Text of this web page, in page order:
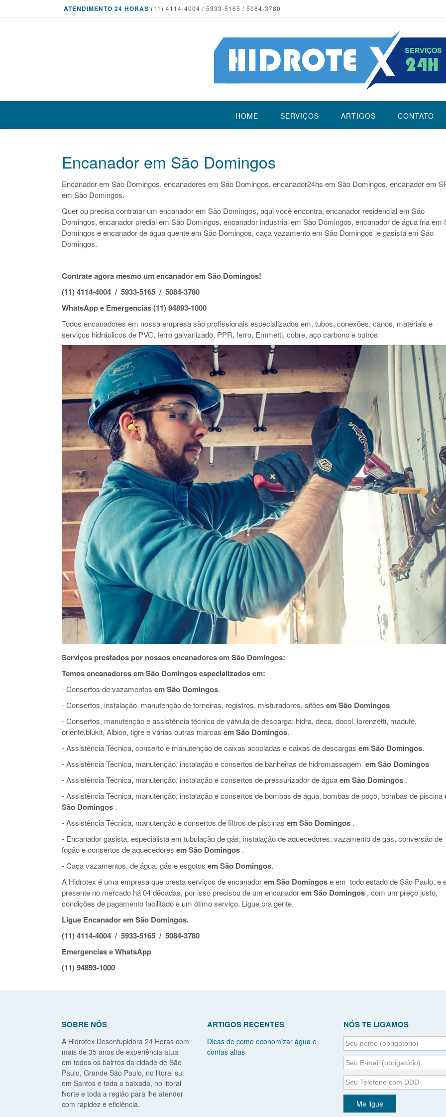
ATENDIMENTO 24 HORAS (11) 4114-4004 / 5933-5165 / 5084-3780
HOME SERVIÇOS ARTIGOS CONTATO
Encanador em São Domingos
Encanador em São Domingos, encanadores em São Domingos, encanador24hs em São Domingos, encanador em
em São Domingos.
Quer ou precisa contratar um encanador em São Domingos, aqui você encontra, encanador residencial em São
Domingos, encanador predial em São Domingos, encanador industrial em São Domingos, encanador de água fria em
Domingos e encanador de água quente em São Domingos, caça vazamento em São Domingos e gasista em São
Domingos.
Contrate agora mesmo um encanador em São Domingos!
(11) 4114-4004 / 5933-5165 / 5084-3780
WhatsApp e Emergencias (11) 94893-1000
Todos encanadores em nossa empresa são profissionais especializados em, tubos, conexões, canos, materiais e
serviços hidráulicos de PVC, ferro galvanizado, PPR, ferro, Emmetti, cobre, aço carbono e outros.
Serviços prestados por nossos encanadores em São Domingos:
Temos encanadores em São Domingos especializados em:
- Consertos de vazamentos em São Domingos.
- Consertos, instalação, manutenção de torneiras, registros, misturadores, sifões em São Domingos
- Consertos, manutenção e assistência técnica de válvula de descarga: hidra, deca, docol, lorenzetti, madute,
oriente,blukit, Albion, tigre e várias outras marcas em São Domingos.
- Assistência Técnica, conserto e manutenção de caixas acopladas e caixas de descargas em São Domingos.
- Assistência Técnica, manutenção, instalação e consertos de banheiras de hidromassagem em São Domingos
- Assistência Técnica, manutenção, instalação e consertos de pressurizador de águaem São Domingos .
- Assistência Técnica, manutenção, instalação e consertos de bombas de água, bombas de poço, bombas de piscina
São Domingos .
- Assistência Técnica, manutenção e consertos de filtros de piscinas em São Domingos .
- Encanador gasista, especialista em tubulação de gás, instalação de aquecedores, vazamento de gás, conversão de
fogão e consertos de aquecedores em São Domingos .
- Caça vazamentos, de água, gás e esgotos em São Domingos.
A Hidrotex é uma empresa que presta serviços de encanadorem São Domingose em todo estado de São Paulo, e
presente no mercado há 04 décadas, por isso precisou de um encanadorem São Domingos , com um preço justo,
condições de pagamento facilitado e um ótimo serviço. Ligue pra gente.
Ligue Encanador em São Domingos.
(11) 4114-4004 / 5933-5165 / 5084-3780
Emergencias e WhatsApp
(11) 94893-1000
SOBRE NÓS
A Hidrotex Desentupidora 24 Horas com
mais de 35 anos de experiência atua
em todos os bairros da cidade de São
Paulo, Grande São Paulo, no litoral sul
em Santos e toda a baixada, no litoral
Norte e toda a região para lhe atender
com rapidez e eficiência.
ARTIGOS RECENTES
Dicas de como economizar água e
contas altas
NÓS TE LIGAMOS